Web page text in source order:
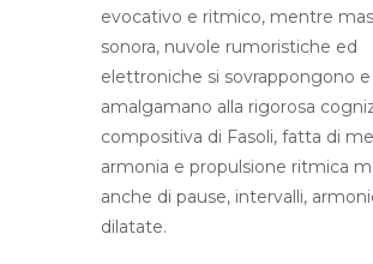
evocativo e ritmico, mentre
sonora, nuvole rumoristiche ed
elettroniche si sovrappongono e
amalgamano alla rigorosa
compositiva di Fasoli, fatta di
armonia e propulsione ritmica
anche di pause, intervalli,
dilatate.